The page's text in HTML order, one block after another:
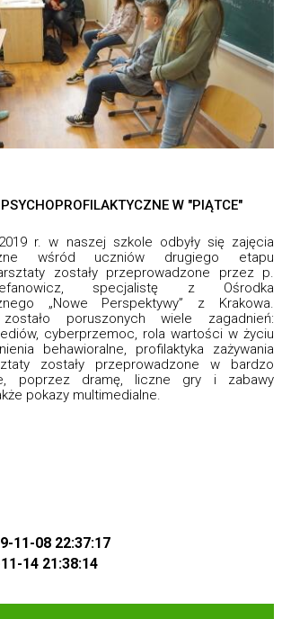
W "PIĄTCE"
r. w naszej szkole odbyły się zajęcia
wśród uczniów drugiego etapu
zostały przeprowadzone przez p.
specjalistę z Ośrodka
„Nowe Perspektywy” z Krakowa.
poruszonych wiele zagadnień:
cyberprzemoc, rola wartości w życiu
behawioralne, profilaktyka zażywania
zostały przeprowadzone w bardzo
poprzez dramę, liczne gry i zabawy
pokazy multimedialne.
11-08 22:37:17
14 21:38:14